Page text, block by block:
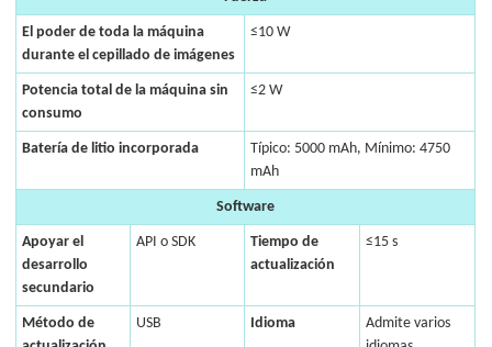
El poder de toda la máquina
durante el cepillado de imágenes
≤10 W
Potencia total de la máquina sin
consumo
≤2 W
Batería de litio incorporada
Típico: 5000 mAh, Mínimo: 4750
mAh
Software
Apoyar el
desarrollo
secundario
API o SDK
Tiempo de
actualización
≤15 s
Método de
USB Idioma
Admite varios